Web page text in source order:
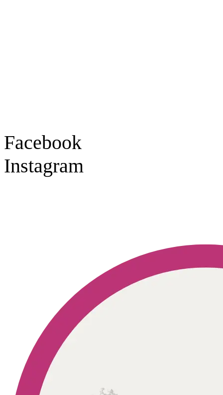
Facebook
Instagram